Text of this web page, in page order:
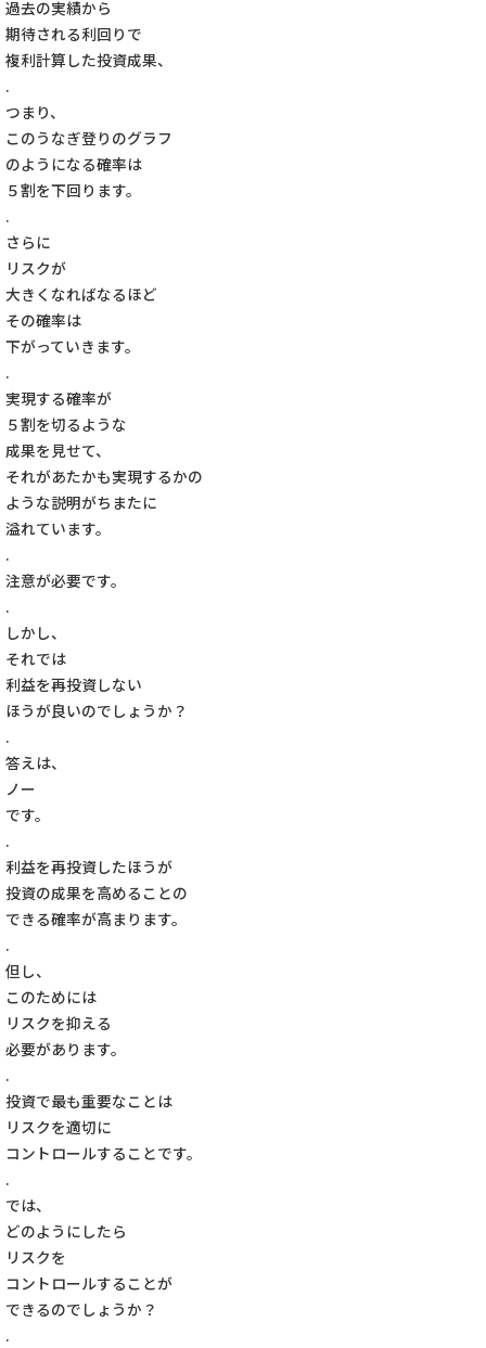
過去の実績から
期待される利回りで
複利計算した投資成果、
.
つまり、
このうなぎ登りのグラフ
のようになる確率は
５割を下回ります。
.
さらに
リスクが
大きくなればなるほど
その確率は
下がっていきます。
.
実現する確率が
５割を切るような
成果を見せて、
それがあたかも実現するかの
ような説明がちまたに
溢れています。
.
注意が必要です。
.
しかし、
それでは
利益を再投資しない
ほうが良いのでしょうか？
.
答えは、
ノー
です。
.
利益を再投資したほうが
投資の成果を高めることの
できる確率が高まります。
.
但し、
このためには
リスクを抑える
必要があります。
.
投資で最も重要なことは
リスクを適切に
コントロールすることです。
.
では、
どのようにしたら
リスクを
コントロールすることが
できるのでしょうか？
.